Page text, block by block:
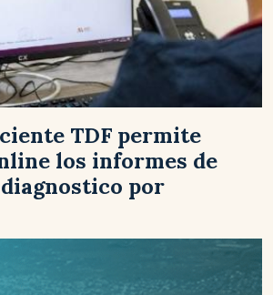
TDF permite
los informes de
por